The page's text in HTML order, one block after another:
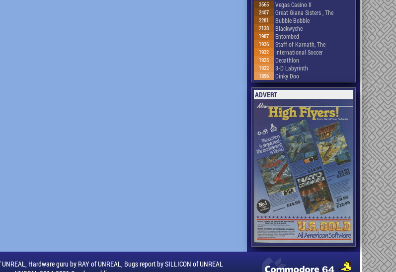
3565 Vegas Casino II
2407 Great Giana Sisters , The
2281 Bubble Bobble
2138 Blackwyche
1987 Entombed
1936 Staff of Karnath, The
1932 International Soccer
1925 Decathlon
1922 3-D Labyrinth
1896 Dinky Doo
ADVERT
Hardware guru by RAY of UNREAL, Bugs report by SILLICON of UNREAL